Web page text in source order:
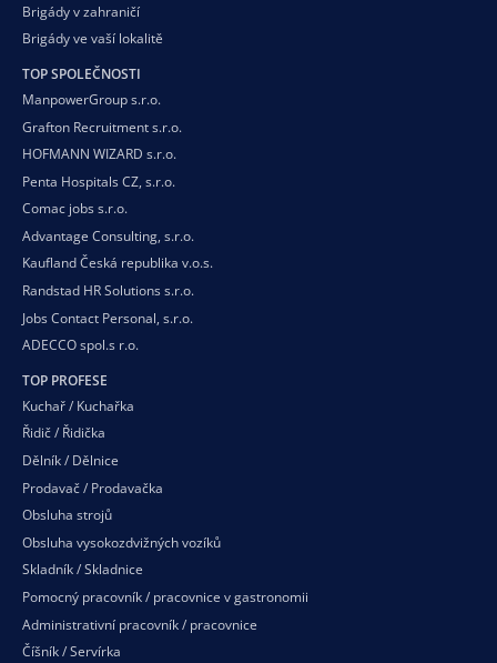
Brigády v zahraničí
Brigády ve vaší lokalitě
TOP SPOLEČNOSTI
ManpowerGroup s.r.o.
Grafton Recruitment s.r.o.
HOFMANN WIZARD s.r.o.
Penta Hospitals CZ, s.r.o.
Comac jobs s.r.o.
Advantage Consulting, s.r.o.
Kaufland Česká republika v.o.s.
Randstad HR Solutions s.r.o.
Jobs Contact Personal, s.r.o.
ADECCO spol.s r.o.
TOP PROFESE
Kuchař / Kuchařka
Řidič / Řidička
Dělník / Dělnice
Prodavač / Prodavačka
Obsluha strojů
Obsluha vysokozdvižných vozíků
Skladník / Skladnice
Pomocný pracovník / pracovnice v gastronomii
Administrativní pracovník / pracovnice
Číšník / Servírka